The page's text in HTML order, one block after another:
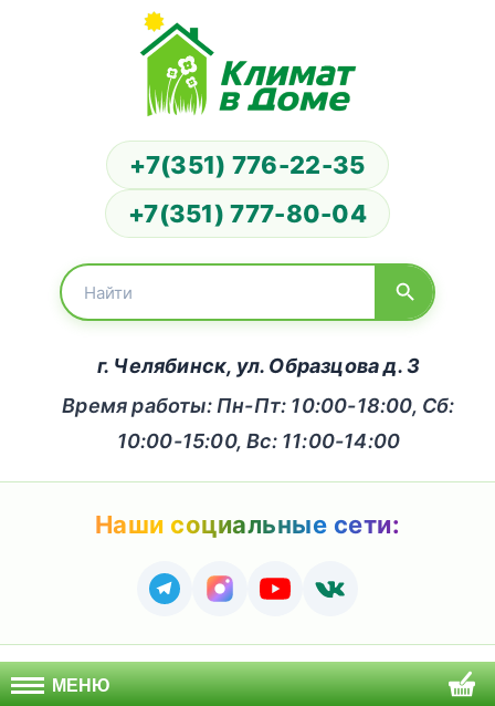
+7(351) 776-22-35
+7(351) 777-80-04
г. Челябинск, ул. Образцова д. 3
Время работы: Пн-Пт: 10:00-18:00, Сб:
10:00-15:00, Вс: 11:00-14:00
Наши социальные сети:
МЕНЮ